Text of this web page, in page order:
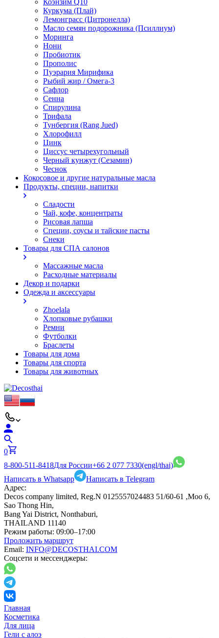
Коэнзим Q10
Куркума (Плай)
Лемонграсс (Цитронелла)
Масло семян подорожника (Псиллиум)
Моринга
Нони
Пробиотик
Прополис
Пуэрария Мирифика
Рыбий жир / Омега-3
Сафлор
Сенна
Спирулина
Трифала
Тунбергия (Rang Jued)
Хлорофилл
Цинк
Циссус четырехугольный
Черный кунжут (Сезамин)
Чеснок
Кокосовое и другие натуральные масла
Продукты, специи, напитки
Сладости
Чай, кофе, концентраты
Рисовая лапша
Специи, соусы и тайские пасты
Снеки
Товары для СПА салонов
Массажные масла
Расходные материалы
Декор и подарки
Одежда и аксессуары
Zhoelala
Хлопковые рубашки
Ремни
Футболки
Браслеты
Товары для дома
Товары для спорта
Товары для животных
0
8-800-511-8418Для России+66 2 077 7330(engl/thai)
Написать в Whatsapp
Написать в Telegram
Адрес:
Decos company limited, Reg.N 0125557024483 51/60-61 ,Moo 6,
Sao Thong Hin,
Bang Yai District, Nonthaburi,
THAILAND 11140
Режим работы: 09:00–17:00
Проложить маршрут
Email: INFO@DECOSTHAI.COM
Соцсети и мессенджеры:
Главная
Косметика
Для лица
Гели с алоэ